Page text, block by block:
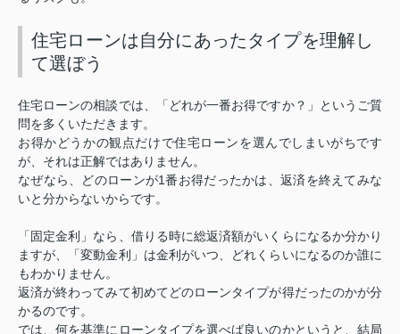
住宅ローンは自分にあったタイプを理解し
て選ぼう
住宅ローンの相談では、「どれが一番お得ですか？」というご質
問を多くいただきます。
お得かどうかの観点だけで住宅ローンを選んでしまいがちです
が、それは正解ではありません。
なぜなら、どのローンが1番お得だったかは、返済を終えてみな
いと分からないからです。
「固定金利」なら、借りる時に総返済額がいくらになるか分かり
ますが、「変動金利」は金利がいつ、どれくらいになるのか誰に
もわかりません。
返済が終わってみて初めてどのローンタイプが得だったのかが分
かるのです。
では、何を基準にローンタイプを選べば良いのかというと、結局